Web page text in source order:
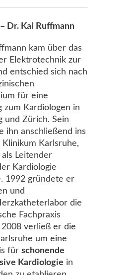
Dr. Kai Ruffmann
kam über das
Elektrotechnik zur
entschied sich nach
für eine
zum Kardiologen in
und Zürich. Sein
ihn anschließend ins
Klinikum Karlsruhe,
Leitender
Kardiologie
1992 gründete er
und
die
Fachpraxis
2008 verließ er die
um eine
für schonende
Kardiologie in